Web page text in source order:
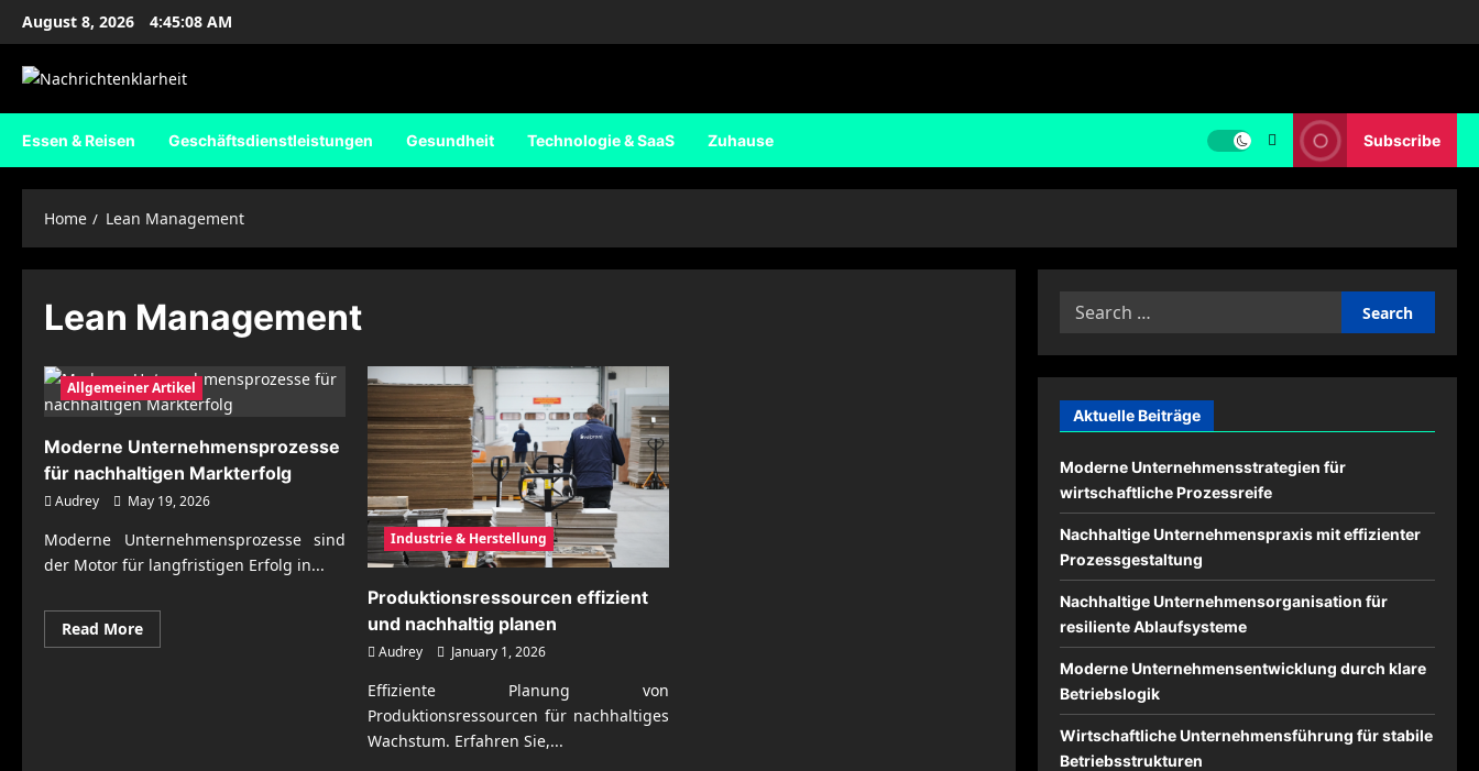
Skip
content
August 8, 2026 4:45:08 AM
Essen & Reisen Geschäftsdienstleistungen Gesundheit Technologie & SaaS Zuhause Subscribe
Home Lean Management
Lean Management
Allgemeiner Artikel
Moderne Unternehmensprozesse
für nachhaltigen Markterfolg
Audrey May 19, 2026
Moderne Unternehmensprozesse sind
der Motor für langfristigen Erfolg in...
Read MoreRead
more
Industrie & Herstellung
Produktionsressourcen effizient
und nachhaltig planen
Audrey January 1, 2026
Effiziente Planung von
Produktionsressourcen für nachhaltiges
Wachstum. Erfahren Sie,...
Search
Aktuelle Beiträge
Moderne Unternehmensstrategien für
wirtschaftliche Prozessreife
Nachhaltige Unternehmenspraxis mit effizienter
Prozessgestaltung
Nachhaltige Unternehmensorganisation für
resiliente Ablaufsysteme
Moderne Unternehmensentwicklung durch klare
Betriebslogik
Wirtschaftliche Unternehmensführung für stabile
Betriebsstrukturen